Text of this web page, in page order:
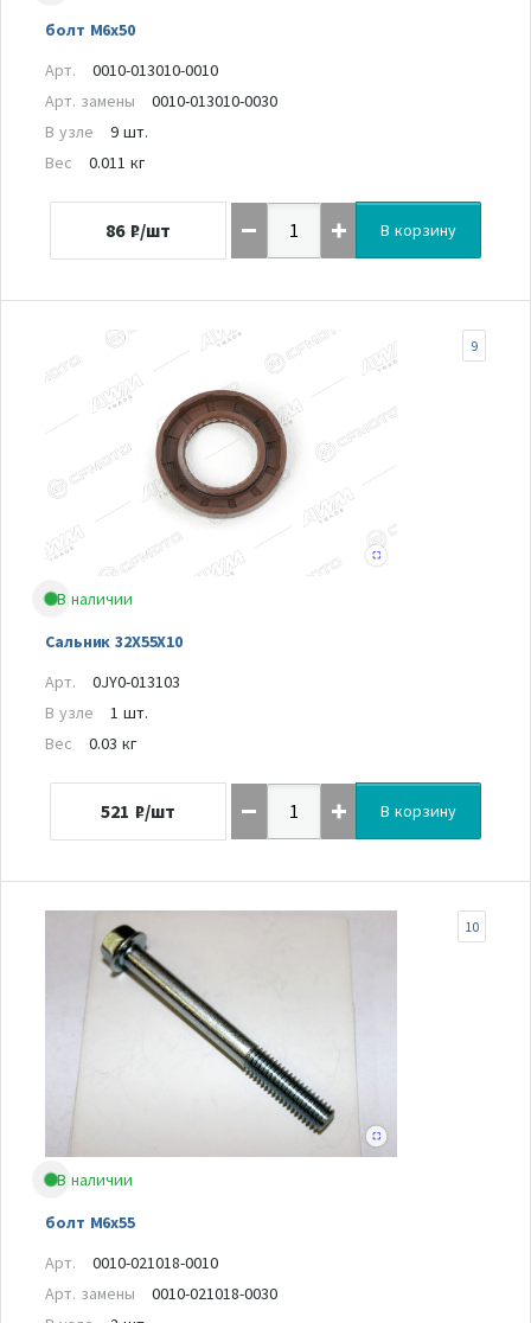
болт M6x50
Арт.
0010-013010-0010
Арт. замены
0010-013010-0030
В узле
9 шт.
Вес
0.011 кг
86 ₽/шт В корзину
В наличии
Сальник 32X55X10
9
Арт.
0JY0-013103
В узле
1 шт.
Вес
0.03 кг
521 ₽/шт В корзину
В наличии
болт M6x55
10
Арт.
0010-021018-0010
Арт. замены
0010-021018-0030